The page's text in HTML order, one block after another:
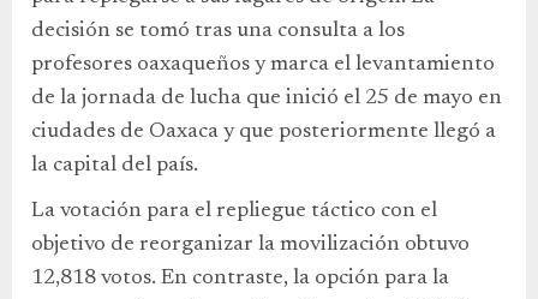
decisión se tomó tras una consulta a los
profesores oaxaqueños y marca el levantamiento
de la jornada de lucha que inició el 25 de mayo en
ciudades de Oaxaca y que posteriormente llegó a
la capital del país.
La votación para el repliegue táctico con el
objetivo de reorganizar la movilización obtuvo
12,818 votos. En contraste, la opción para la